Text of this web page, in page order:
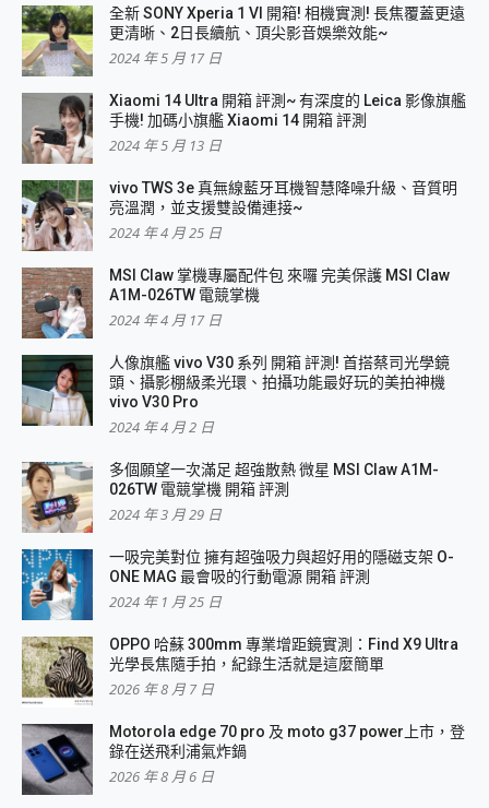
全新 SONY Xperia 1 VI 開箱! 相機實測! 長焦覆蓋更遠
更清晰、2日長續航、頂尖影音娛樂效能~
2024 年 5 月 17 日
Xiaomi 14 Ultra 開箱 評測~ 有深度的 Leica 影像旗艦
手機! 加碼小旗艦 Xiaomi 14 開箱 評測
2024 年 5 月 13 日
vivo TWS 3e 真無線藍牙耳機智慧降噪升級、音質明
亮溫潤，並支援雙設備連接~
2024 年 4 月 25 日
MSI Claw 掌機專屬配件包 來囉 完美保護 MSI Claw
A1M-026TW 電競掌機
2024 年 4 月 17 日
人像旗艦 vivo V30 系列 開箱 評測! 首搭蔡司光學鏡
頭、攝影棚級柔光環、拍攝功能最好玩的美拍神機
vivo V30 Pro
2024 年 4 月 2 日
多個願望一次滿足 超強散熱 微星 MSI Claw A1M-
026TW 電競掌機 開箱 評測
2024 年 3 月 29 日
一吸完美對位 擁有超強吸力與超好用的隱磁支架 O-
ONE MAG 最會吸的行動電源 開箱 評測
2024 年 1 月 25 日
OPPO 哈蘇 300mm 專業增距鏡實測：Find X9 Ultra
光學長焦隨手拍，紀錄生活就是這麼簡單
2026 年 8 月 7 日
Motorola edge 70 pro 及 moto g37 power上市，登
錄在送飛利浦氣炸鍋
2026 年 8 月 6 日